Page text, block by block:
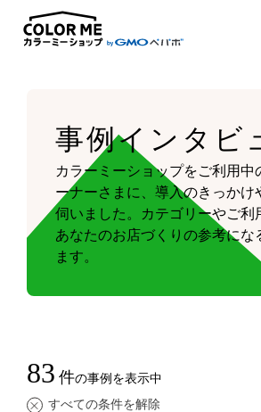
事例インタビ
カラーミーショップをご利用中
ーナーさまに、導入のきっかけ
伺いました。 カテゴリーやご利
あなたのお店づくりの参考にな
ます。
83 件の事例を表示中
すべての条件を解除